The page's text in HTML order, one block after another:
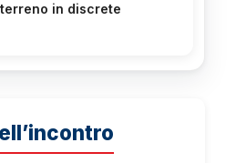
in discrete